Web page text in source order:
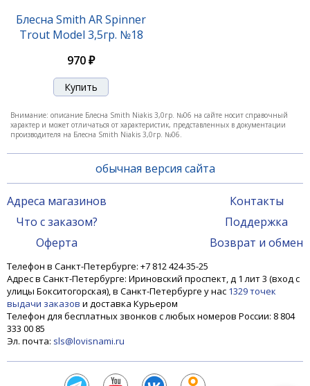
Блесна Smith Niakis 12,0гр. №23
1 200 ₽
Блесна Smith AR Spinner
Trout Model 3,5гр. №18
970 ₽
Внимание: описание Блесна Smith Niakis 3,0гр. №06 на сайте носит справочный
характер и может отличаться от характеристик, представленных в документации
производителя на Блесна Smith Niakis 3,0гр. №06.
обычная версия сайта
Адреса магазинов
Что с заказом?
Оферта
Контакты
Поддержка
Возврат и обмен
Телефон в Санкт-Петербурге: +7 812 424-35-25
Адрес в Санкт-Петербурге: Ириновский проспект, д 1 лит 3 (вход с
улицы Бокситогорская), в Санкт-Петербурге у нас 1329 точек
выдачи заказов и доставка Курьером
Телефон для бесплатных звонков с любых номеров России: 8 804
333 00 85
Эл. почта: sls@lovisnami.ru